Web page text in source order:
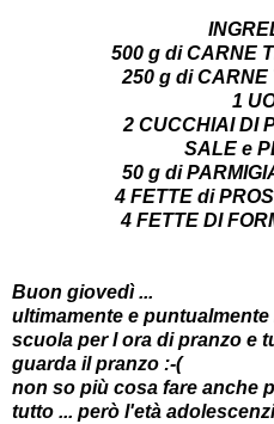
500 g di CARNE
250 g di CARNE
1
2 CUCCHIAI DI
SALE e
50 g di
4 FETTE di
4 FETTE DI
Buon giovedì ...
ultimamente e
scuola per l ora di pranzo e
guarda il pranzo :-(
non so più cosa fare anche
tutto ... però l'età